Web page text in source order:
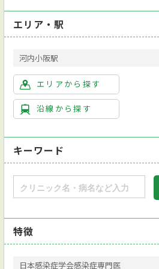
エリア・駅
河内小阪駅
エリアから探す
沿線から探す
キーワード
特徴
日本感染症学会感染症専門医